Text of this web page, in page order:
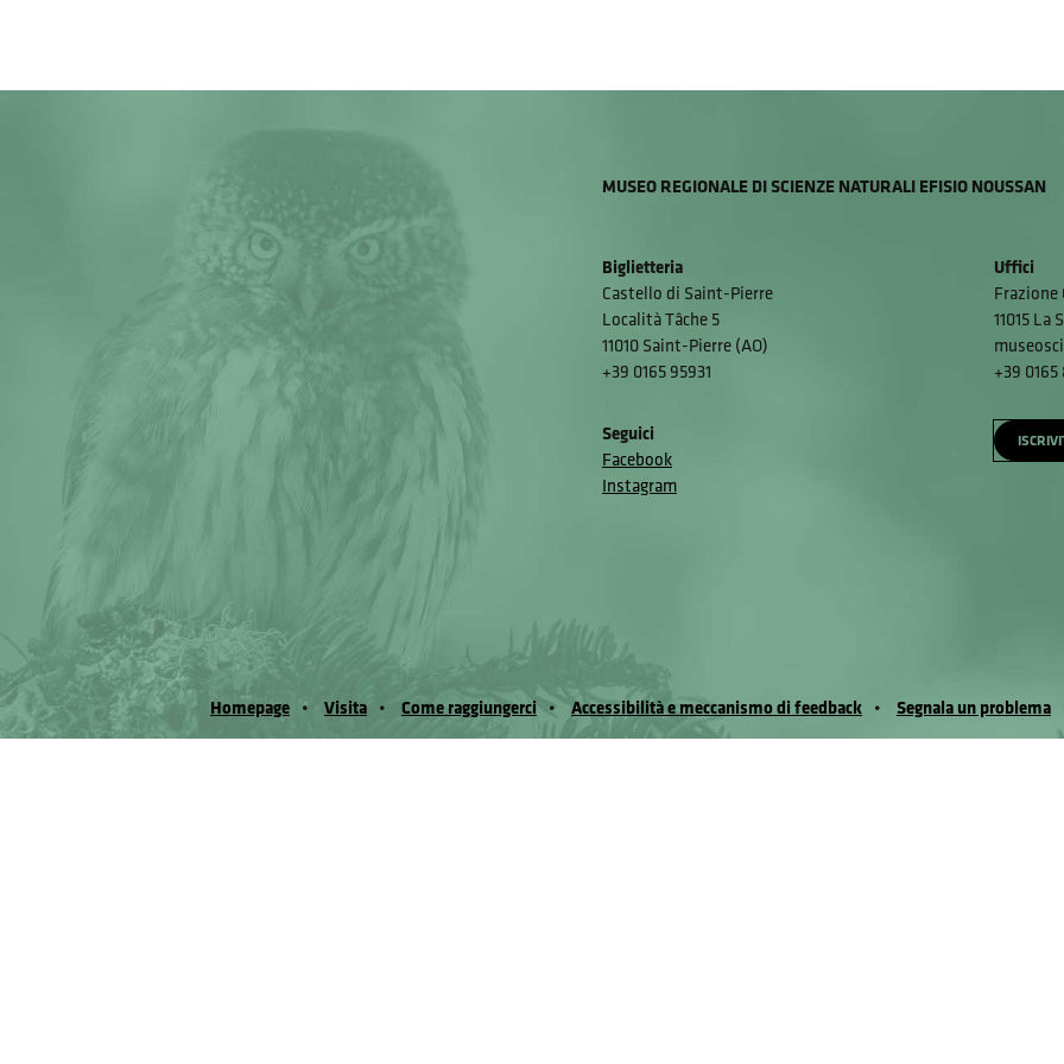
MUSEO REGIONALE DI SCIENZE NATURALI EFISIO NOUSSAN
Biglietteria
Castello di Saint-Pierre
Località Tâche 5
11010 Saint-Pierre (AO)
+39 0165 95931
Uffici
Frazione
11015 La
+39
Seguici
Facebook
Instagram
Homepage Visita Come raggiungerci Accessibilità e meccanismo di feedback Segnala un problema